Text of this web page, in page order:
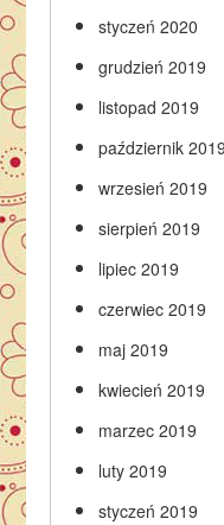
styczeń 2020
grudzień 2019
listopad 2019
październik 2019
wrzesień 2019
sierpień 2019
lipiec 2019
czerwiec 2019
maj 2019
kwiecień 2019
marzec 2019
luty 2019
styczeń 2019